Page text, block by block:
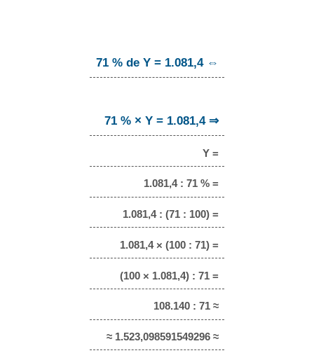
71 % de Y = 1.081,4 ⇔
71 % × Y = 1.081,4 ⇒
Y =
1.081,4 : 71 % =
1.081,4 : (71 : 100) =
1.081,4 × (100 : 71) =
(100 × 1.081,4) : 71 =
108.140 : 71 ≈
≈ 1.523,098591549296 ≈